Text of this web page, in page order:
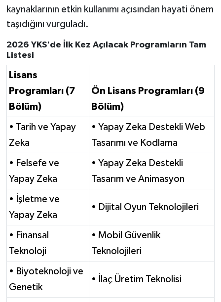
kaynaklarının etkin kullanımı açısından hayati önem
taşıdığını vurguladı.
2026 YKS'de İlk Kez Açılacak Programların Tam
Listesi
Lisans
Programları (7
Bölüm)
Ön Lisans Programları (9
Bölüm)
• Tarih ve Yapay
Zeka
• Yapay Zeka Destekli Web
Tasarımı ve Kodlama
• Felsefe ve
Yapay Zeka
• Yapay Zeka Destekli
Tasarım ve Animasyon
• İşletme ve
Yapay Zeka
• Dijital Oyun Teknolojileri
• Finansal
Teknoloji
• Mobil Güvenlik
Teknolojileri
• Biyoteknoloji ve
Genetik
• İlaç Üretim Teknolisi